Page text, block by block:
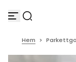
o
t
Hem >